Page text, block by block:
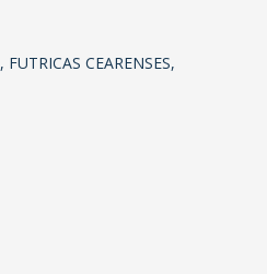
FUTRICAS CEARENSES